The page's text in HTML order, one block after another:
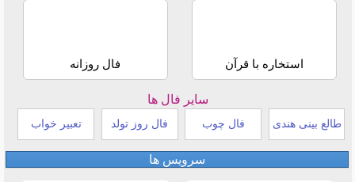
استخاره با قرآن فال روزانه
سایر فال ها
طالع بینی هندی فال چوب فال روز تولد تعبیر خواب
سرویس ها